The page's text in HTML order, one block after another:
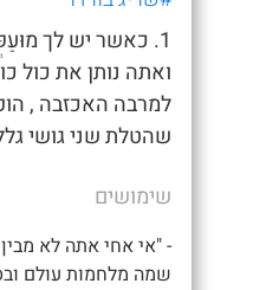
1. כאשר יש לך
ואתה נותן את כול
למרבה האכזבה ,
שהטלת שני גושי
שימושים
- "אי אחי אתה לא
שמה מלחמות עולם